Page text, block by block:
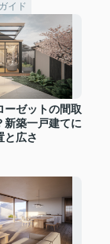
イド
ーゼットの間取
新築一戸建てに
と広さ